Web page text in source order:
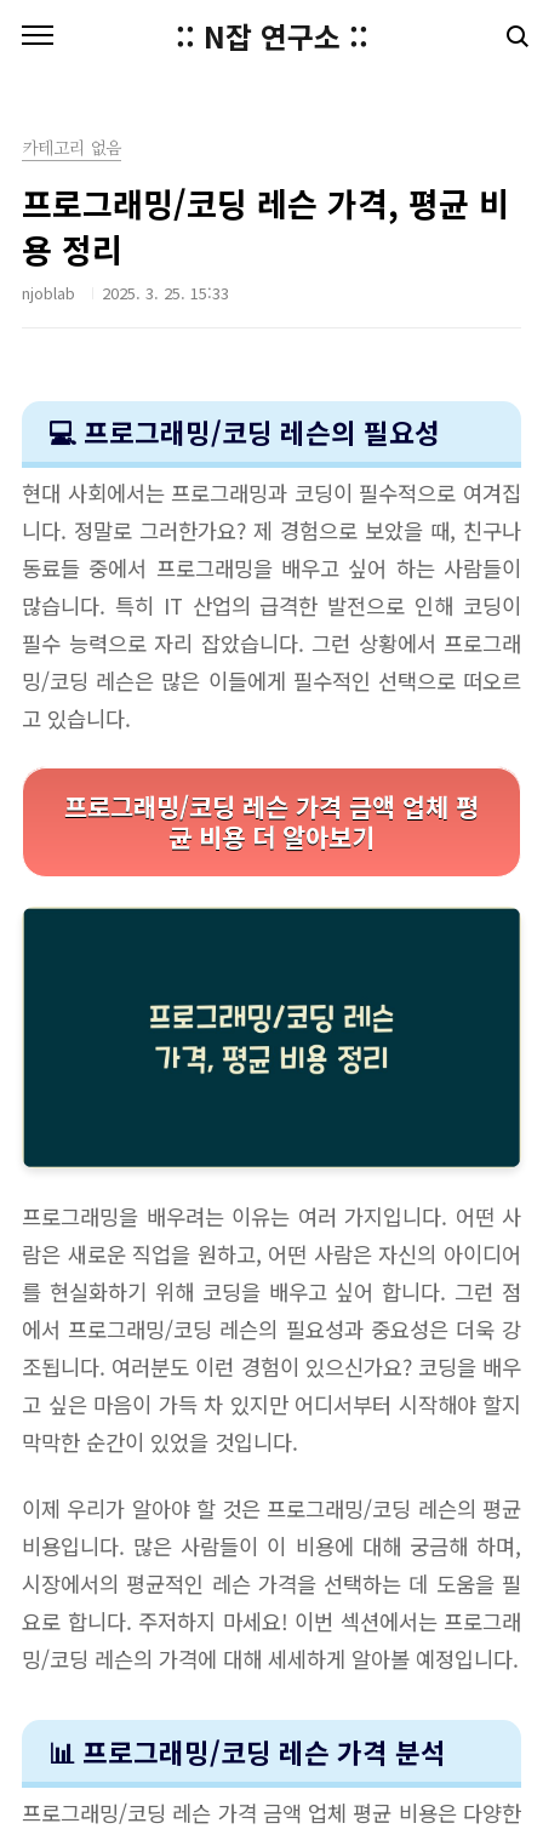
:: N잡 연구소 ::
카테고리 없음
프로그래밍/코딩 레슨 가격, 평균 비
용 정리
njoblab 2025. 3. 25. 15:33
💻 프로그래밍/코딩 레슨의 필요성
현대 사회에서는 프로그래밍과 코딩이 필수적으로 여겨집
니다. 정말로 그러한가요? 제 경험으로 보았을 때, 친구나
동료들 중에서 프로그래밍을 배우고 싶어 하는 사람들이
많습니다. 특히 IT 산업의 급격한 발전으로 인해 코딩이
필수 능력으로 자리 잡았습니다. 그런 상황에서 프로그래
밍/코딩 레슨은 많은 이들에게 필수적인 선택으로 떠오르
고 있습니다.
프로그래밍/코딩 레슨 가격 금액 업체 평
균 비용 더 알아보기
프로그래밍을 배우려는 이유는 여러 가지입니다. 어떤 사
람은 새로운 직업을 원하고, 어떤 사람은 자신의 아이디어
를 현실화하기 위해 코딩을 배우고 싶어 합니다. 그런 점
에서 프로그래밍/코딩 레슨의 필요성과 중요성은 더욱 강
조됩니다. 여러분도 이런 경험이 있으신가요? 코딩을 배우
고 싶은 마음이 가득 차 있지만 어디서부터 시작해야 할지
막막한 순간이 있었을 것입니다.
이제 우리가 알아야 할 것은 프로그래밍/코딩 레슨의 평균
비용입니다. 많은 사람들이 이 비용에 대해 궁금해 하며,
시장에서의 평균적인 레슨 가격을 선택하는 데 도움을 필
요로 합니다. 주저하지 마세요! 이번 섹션에서는 프로그래
밍/코딩 레슨의 가격에 대해 세세하게 알아볼 예정입니다.
📊 프로그래밍/코딩 레슨 가격 분석
프로그래밍/코딩 레슨 가격 금액 업체 평균 비용은 다양한